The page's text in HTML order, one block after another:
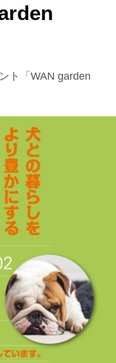
ト「WAN garden